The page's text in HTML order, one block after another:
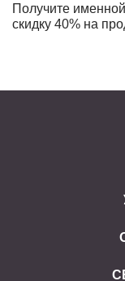
Получите
скидку 40% на